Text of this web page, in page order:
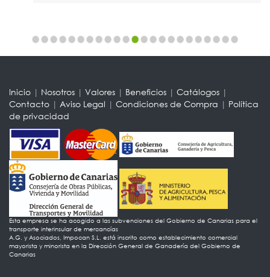
Inicio | Nosotros | Valores | Beneficios | Catálogos |
Contacto | Aviso Legal | Condiciones de Compra | Política
de privacidad
Esta empresa se ha acogido a las subvenciones del Gobierno de Canarias para el
transporte interinsular de mercancías
A.G. y Asociados, Impocan S.L. está inscrito como establecimiento comercial
mayorista y minorista en la Dirección General de Ganadería del Gobierno de
Canarias